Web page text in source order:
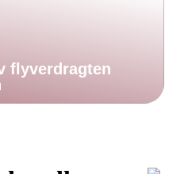
flyverdragten